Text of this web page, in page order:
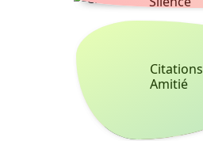
Citations
Amitié